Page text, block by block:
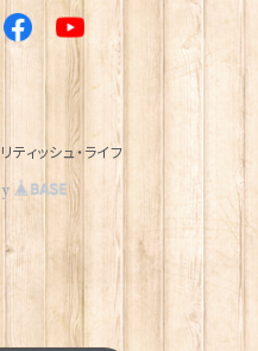
ィッシュ・ライフ